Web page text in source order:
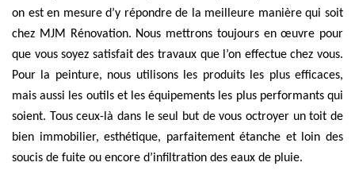
on est en mesure d’y répondre de la meilleure manière qui soit
chez MJM Rénovation. Nous mettrons toujours en œuvre pour
que vous soyez satisfait des travaux que l’on effectue chez vous.
Pour la peinture, nous utilisons les produits les plus efficaces,
mais aussi les outils et les équipements les plus performants qui
soient. Tous ceux-là dans le seul but de vous octroyer un toit de
bien immobilier, esthétique, parfaitement étanche et loin des
soucis de fuite ou encore d’infiltration des eaux de pluie.